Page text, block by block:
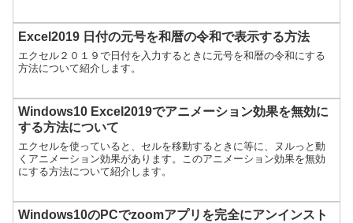
Excel2019 日付の元号を和暦の令和で表示する方法
エクセル２０１９で日付を入力するときに元号を和暦の令和にする
方法について紹介します。
Windows10 Excel2019でアニメーション効果を無効に
する方法について
エクセルを使っていると、セルを移動するときに等に、ヌルっと動
くアニメーション効果があります。このアニメーション効果を無効
にする方法について紹介します。
Windows10のPCでzoomアプリを完全にアンインスト